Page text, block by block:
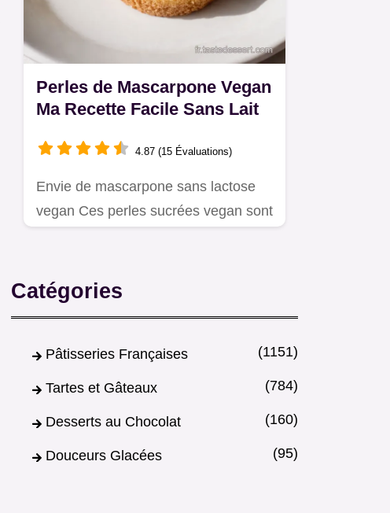
Perles de Mascarpone Vegan
Ma Recette Facile Sans Lait
4.87 (15 Évaluations)
Envie de mascarpone sans lactose
vegan Ces perles sucrées vegan sont
Catégories
Pâtisseries Françaises (1151)
Tartes et Gâteaux (784)
Desserts au Chocolat (160)
Douceurs Glacées (95)